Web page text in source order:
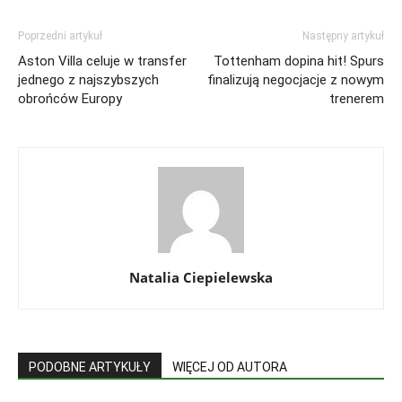
Poprzedni artykuł
Aston Villa celuje w transfer
jednego z najszybszych
obrońców Europy
Następny artykuł
Tottenham dopina hit! Spurs
finalizują negocjacje z nowym
trenerem
Natalia Ciepielewska
PODOBNE ARTYKUŁY WIĘCEJ OD AUTORA